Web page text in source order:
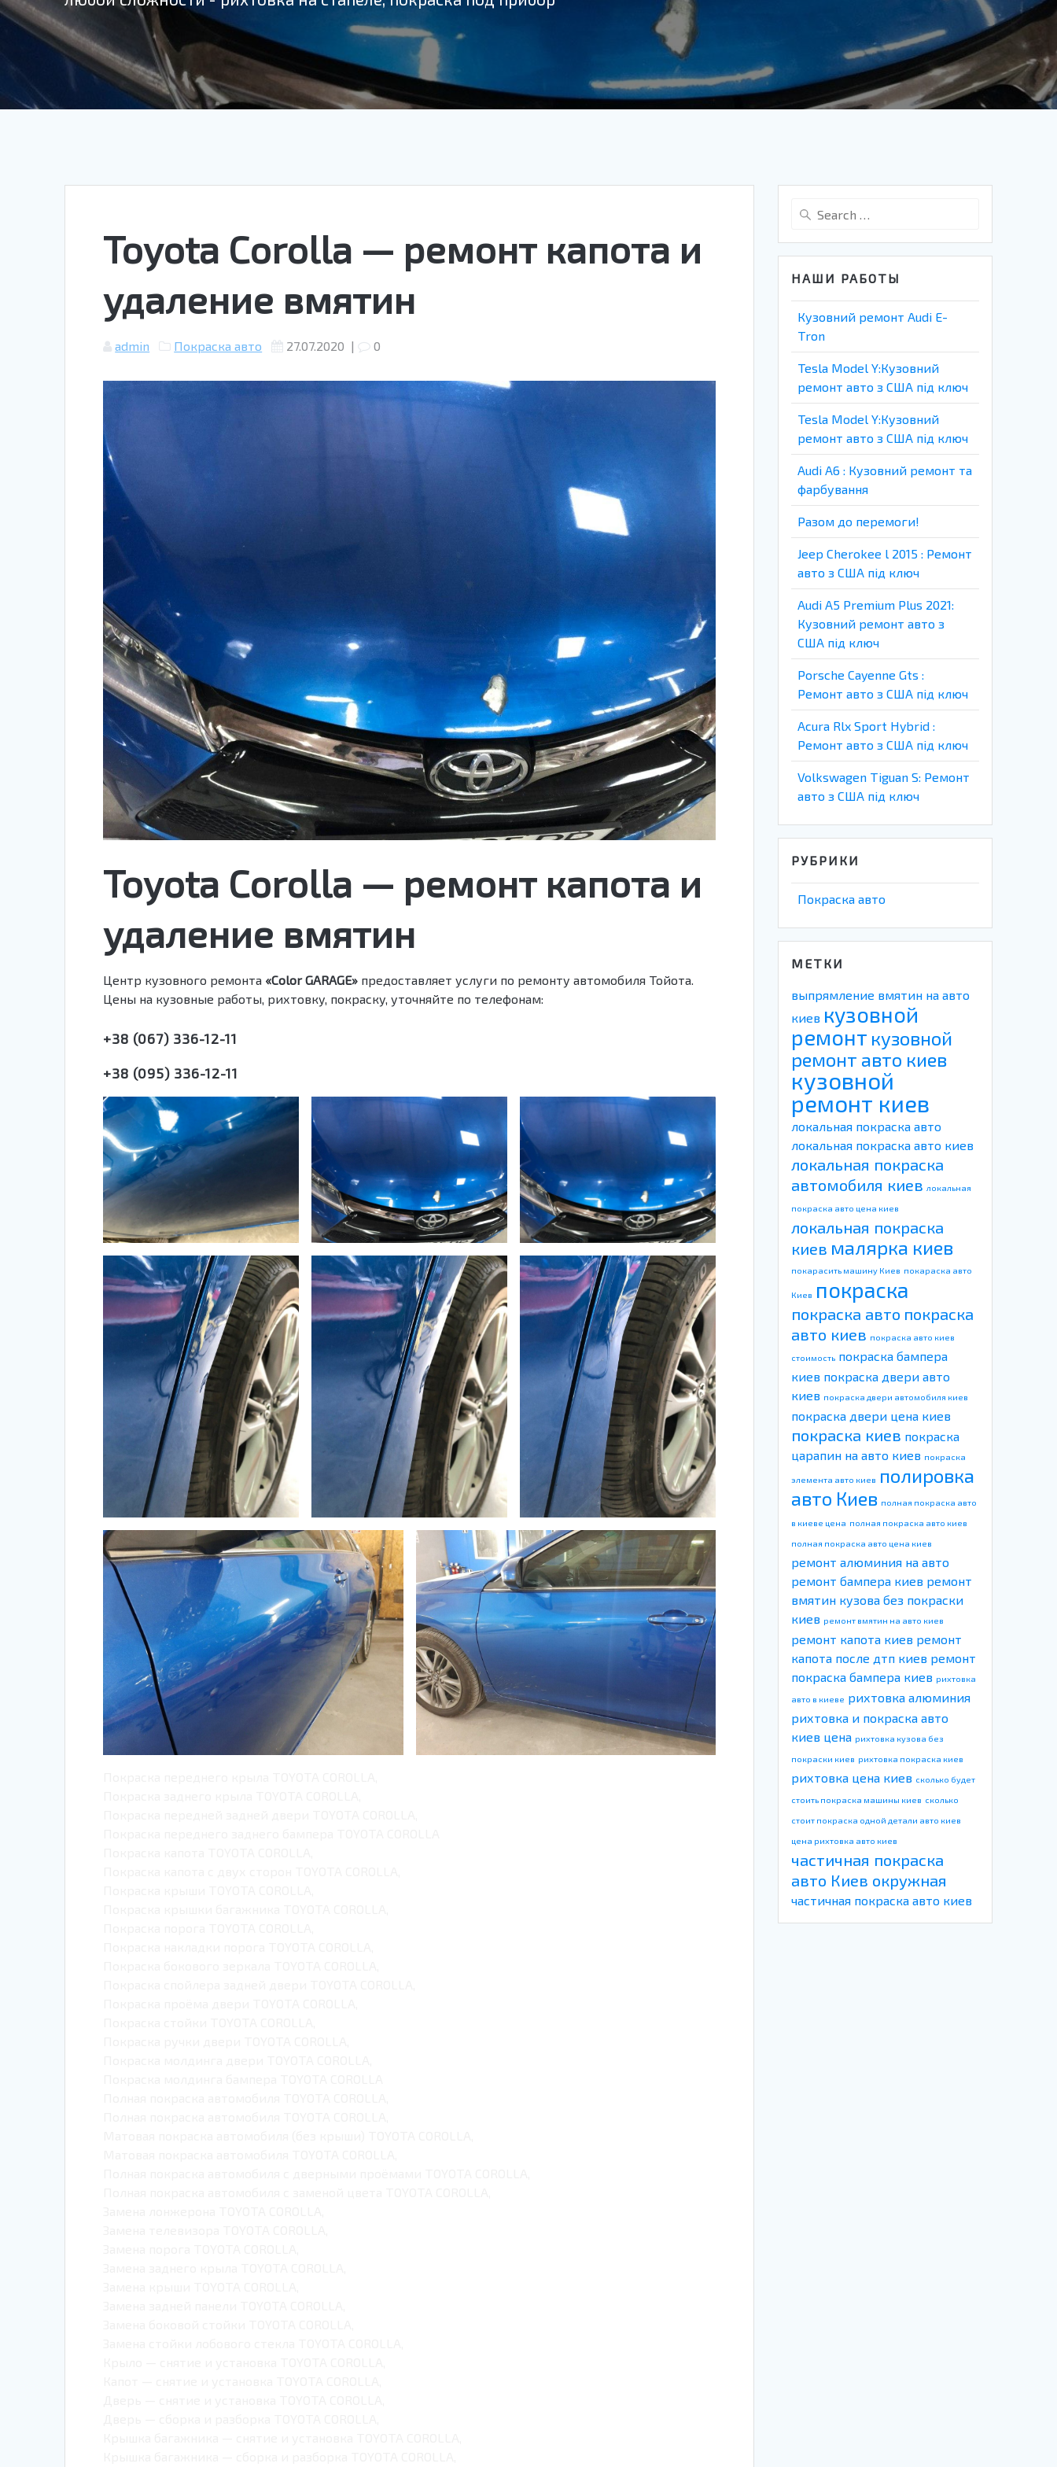
Toyota Corolla — ремонт капота и
удаление вмятин
admin Покраска авто 27.07.2020 | 0
Toyota Corolla — ремонт капота и
удаление вмятин
Центр кузовного ремонта «Color GARAGE» предоставляет услуги по ремонту автомобиля Тойота.
Цены на кузовные работы, рихтовку, покраску, уточняйте по телефонам:
+38 (067) 336-12-11
+38 (095) 336-12-11
Search
НАШИ РАБОТЫ
Кузовний ремонт Audi E-
Tron
Tesla Model Y:Кузовний
ремонт авто з США під ключ
Tesla Model Y:Кузовний
ремонт авто з США під ключ
Audi A6 : Кузовний ремонт та
фарбування
Разом до перемоги!
Jeep Cherokee l 2015 : Ремонт
авто з США під ключ
Audi A5 Premium Plus 2021:
Кузовний ремонт авто з
США під ключ
Porsche Cayenne Gts :
Ремонт авто з США під ключ
Acura Rlx Sport Hybrid :
Ремонт авто з США під ключ
Volkswagen Tiguan S: Ремонт
авто з США під ключ
РУБРИКИ
Покраска авто
МЕТКИ
выпрямление вмятин на авто
киев кузовной
ремонт кузовной
ремонт авто киев
кузовной
ремонт киев
локальная покраска авто
локальная покраска авто киев
локальная покраска
автомобиля киев локальная
покраска авто цена киев
локальная покраска
киев малярка киев
покарасить машину Киев покараска авто
Киев покраска
покраска авто покраска
авто киев покраска авто киев
стоимость покраска бампера
киев покраска двери авто
киев покраска двери автомобиля киев
покраска двери цена киев
покраска киев покраска
царапин на авто киев покраска
элемента авто киев полировка
авто Киев полная покраска авто
в киеве цена полная покраска авто киев
полная покраска авто цена киев
ремонт алюминия на авто
ремонт бампера киев ремонт
вмятин кузова без покраски
киев ремонт вмятин на авто киев
ремонт капота киев ремонт
капота после дтп киев ремонт
покраска бампера киев рихтовка
авто в киеве рихтовка алюминия
рихтовка и покраска авто
киев цена рихтовка кузова без
покраски киев рихтовка покраска киев
рихтовка цена киев сколько будет
стоить покраска машины киев сколько
стоит покраска одной детали авто киев
цена рихтовка авто киев
частичная покраска
авто Киев окружная
частичная покраска авто киев